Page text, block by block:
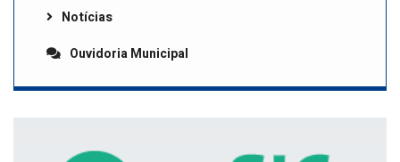
Notícias
Ouvidoria Municipal